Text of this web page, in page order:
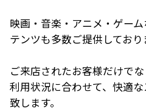
映画・音楽・アニメ・ゲー
テンツも多数ご提供しており
ご来店されたお客様だけで
利用状況に合わせて、快適
致します。